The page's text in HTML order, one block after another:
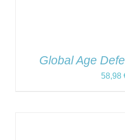
Global Age
58,98